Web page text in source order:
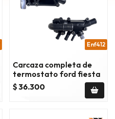
Enf412
Carcaza completa de
termostato ford fiesta
$ 36.300